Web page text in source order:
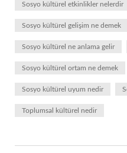
Sosyo kültürel etkinlikler nelerdir
Sosyo kültürel gelişim ne demek
Sosyo kültürel ne anlama gelir
Sosyo kültürel ortam ne demek
Sosyo kültürel uyum nedir
Toplumsal kültürel nedir